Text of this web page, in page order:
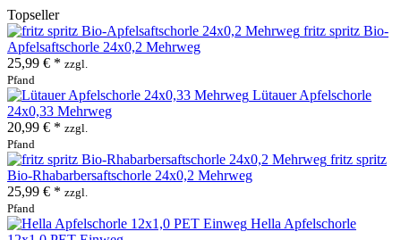
Topseller
fritz spritz Bio-
Apfelsaftschorle 24x0,2 Mehrweg
25,99 € * zzgl.
Pfand
Lütauer Apfelschorle
24x0,33 Mehrweg
20,99 € * zzgl.
Pfand
fritz spritz
Bio-Rhabarbersaftschorle 24x0,2 Mehrweg
25,99 € * zzgl.
Pfand
Hella Apfelschorle